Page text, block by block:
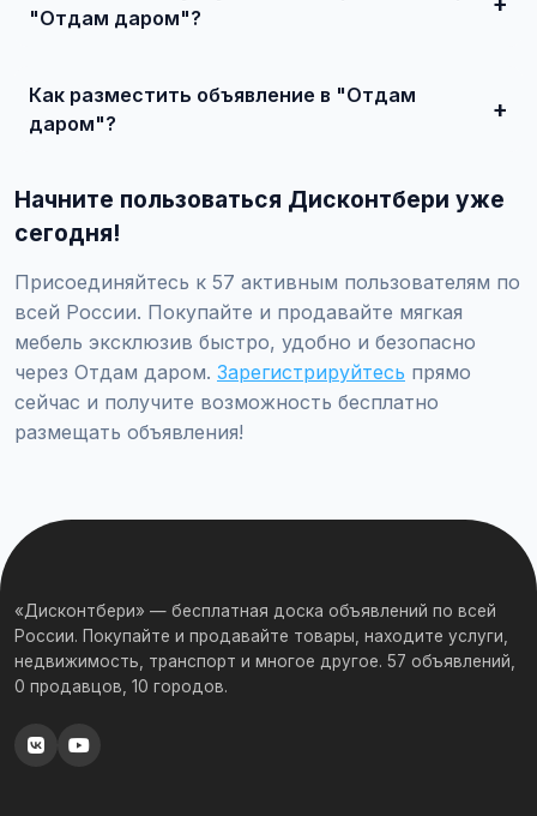
"Отдам даром"?
Как разместить объявление в "Отдам
даром"?
мебель эксклюзив / Отдам даром", заполните форму и
опубликуйте. Первые объявления — бесплатно!
Начните пользоваться Дисконтбери уже
сегодня!
Присоединяйтесь к 57 активным пользователям по
всей России. Покупайте и продавайте мягкая
мебель эксклюзив быстро, удобно и безопасно
через Отдам даром. Зарегистрируйтесь прямо
сейчас и получите возможность бесплатно
размещать объявления!
«Дисконтбери» — бесплатная доска объявлений по всей
России. Покупайте и продавайте товары, находите услуги,
недвижимость, транспорт и многое другое. 57 объявлений,
0 продавцов, 10 городов.